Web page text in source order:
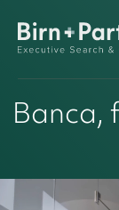
Banca,